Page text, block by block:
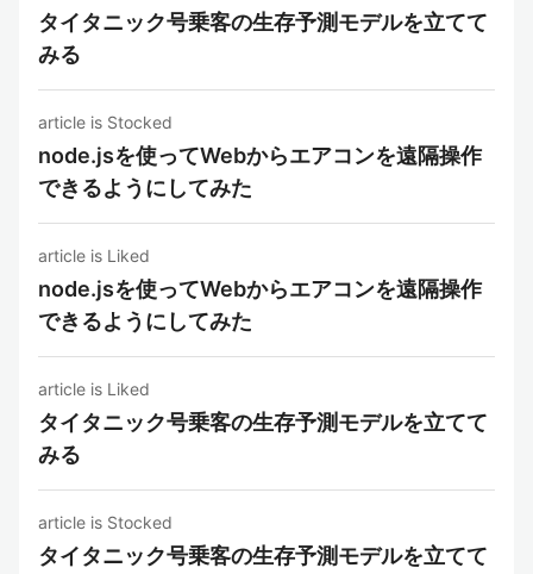
タイタニック号乗客の生存予測モデルを立てて
みる
article is Stocked
node.jsを使ってWebからエアコンを遠隔操作
できるようにしてみた
article is Liked
node.jsを使ってWebからエアコンを遠隔操作
できるようにしてみた
article is Liked
タイタニック号乗客の生存予測モデルを立てて
みる
article is Stocked
タイタニック号乗客の生存予測モデルを立てて